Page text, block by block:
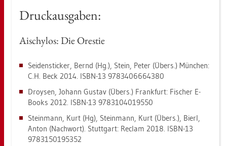
Druck­aus­ga­ben:
Ais­chy­los: Die Ores­tie
Sei­den­sti­cker, Bernd (Hg.), Stein, Peter (Übers.) Mün­chen:
C.H. Beck 2014. ISBN-13 9783406664380
Droy­sen, Jo­hann Gus­tav (Übers.) Frank­furt: Fi­scher E-
Books 2012. ISBN-13 9783104019550
Stein­mann, Kurt (Hg), Stein­mann, Kurt (Übers.), Bierl,
Anton (Nach­wort). Stutt­gart: Re­clam 2018. ISBN-13
9783150195352